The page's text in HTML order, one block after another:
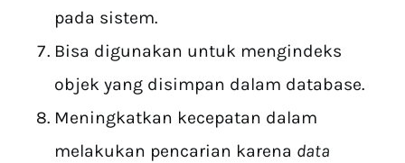
pada sistem.
Bisa digunakan untuk mengindeks
objek yang disimpan dalam database.
Meningkatkan kecepatan dalam
melakukan pencarian karena data